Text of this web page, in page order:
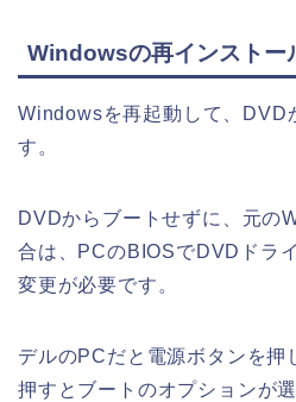
Windowsの再インストー
Windowsを再起動して、DVD
す。
DVDからブートせずに、元の
合は、PCのBIOSでDVDドラ
変更が必要です。
デルのPCだと電源ボタンを押
押すとブートのオプションが